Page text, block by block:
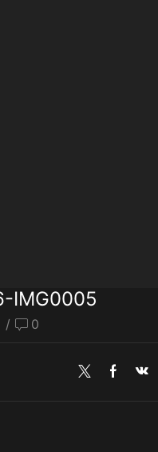
IMG0005
/ 0